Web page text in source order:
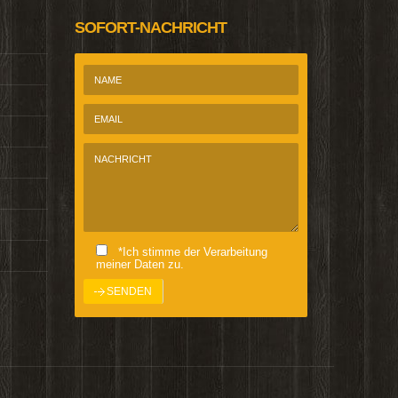
SOFORT-NACHRICHT
*Ich stimme der Verarbeitung
meiner Daten zu.